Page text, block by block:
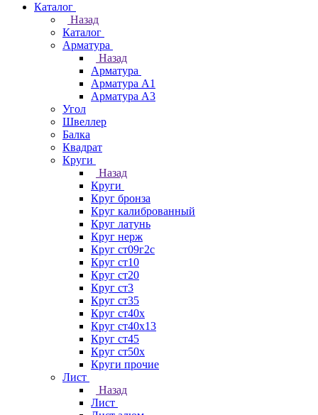
Каталог
Назад
Каталог
Арматура
Назад
Арматура
Арматура А1
Арматура А3
Угол
Швеллер
Балка
Квадрат
Круги
Назад
Круги
Круг бронза
Круг калиброванный
Круг латунь
Круг нерж
Круг ст09г2с
Круг ст10
Круг ст20
Круг ст3
Круг ст35
Круг ст40х
Круг ст40х13
Круг ст45
Круг ст50х
Круги прочие
Лист
Назад
Лист